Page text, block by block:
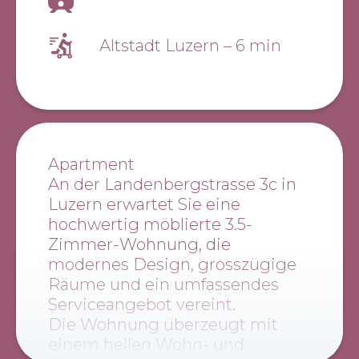
Altstadt Luzern – 6 min
Apartment
An der Landenbergstrasse 3c in
Luzern erwartet Sie eine
hochwertig möblierte 3.5-
Zimmer-Wohnung, die
modernes Design, grosszügige
Räume und ein umfassendes
Serviceangebot vereint.
Die Wohnung überzeugt mit
einem hellen Wohn- und